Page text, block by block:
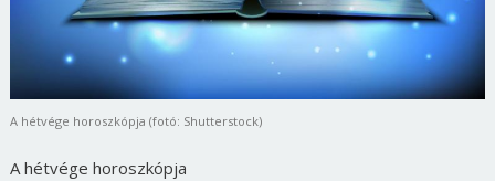
A hétvége horoszkópja (fotó: Shutterstock)
A hétvége horoszkópja